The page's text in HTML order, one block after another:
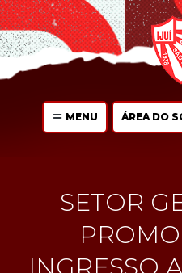
MENU ÁREA DO
SETOR
INGRESSO